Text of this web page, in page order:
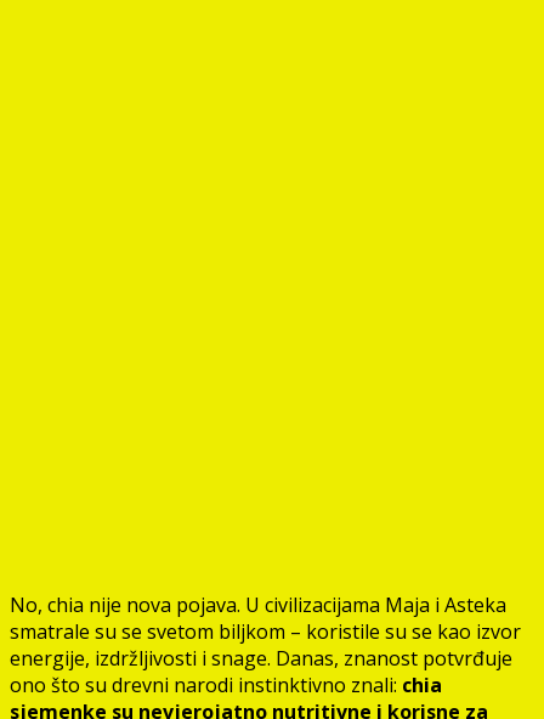
No, chia nije nova pojava. U civilizacijama Maja i Asteka
smatrale su se svetom biljkom – koristile su se kao izvor
energije, izdržljivosti i snage. Danas, znanost potvrđuje
ono što su drevni narodi instinktivno znali: chia
sjemenke su nevjerojatno nutritivne i korisne za